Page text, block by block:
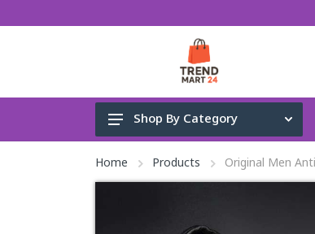
Gadget & Electronics
Cleaning Supplies
Shop By Category
Home Products Original Men